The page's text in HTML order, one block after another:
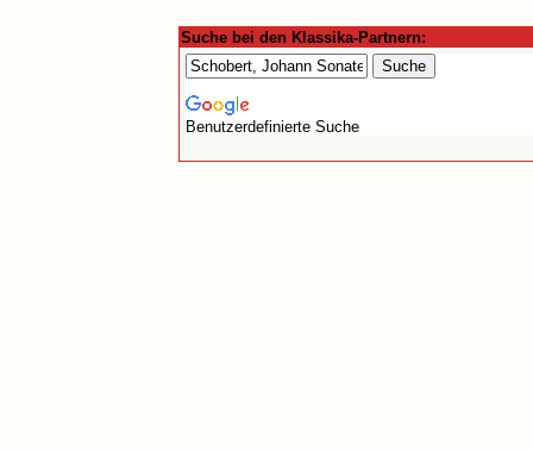
Suche bei den Klassika-Partnern:
Benutzerdefinierte Suche